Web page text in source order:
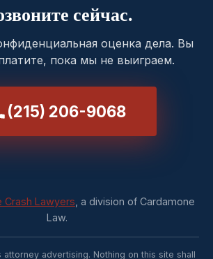
сейчас.
оценка дела. Вы
пока мы не выиграем.
(215) 206-9068
Crash Lawyers , a division of Cardamone
Law.
attorney advertising. Nothing on this site shall